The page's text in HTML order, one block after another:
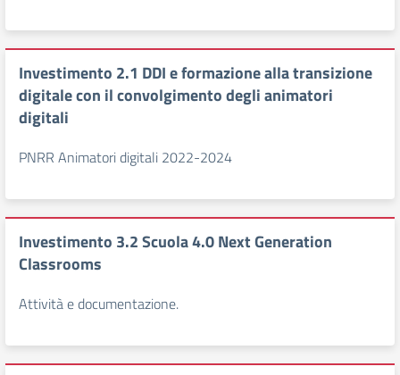
Investimento 2.1 DDI e formazione alla transizione
digitale con il convolgimento degli animatori
digitali
PNRR Animatori digitali 2022-2024
Investimento 3.2 Scuola 4.0 Next Generation
Classrooms
Attività e documentazione.